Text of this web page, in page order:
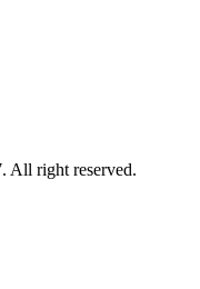
All right reserved.